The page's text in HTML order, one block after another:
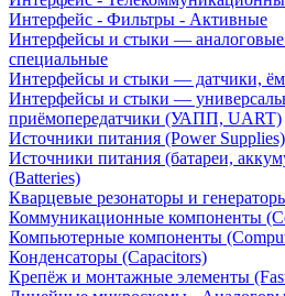
Интерфейс - Фильтры - Активные
Интерфейсы и стыки —
специальные
Интерфейсы и стыки — датчики,
Интерфейсы и стыки —
приёмопередатчики (УАПП, UART)
Источники питания (Power Supplies)
Источники питания (батареи,
(Batteries)
Кварцевые резонаторы и
Коммуникационные компоненты
Компьютерные компоненты
Конденсаторы (Capacitors)
Крепёж и монтажные элементы